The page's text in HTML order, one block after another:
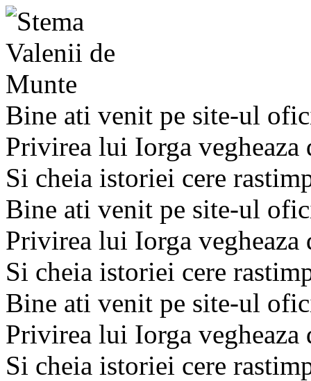
Bine ati venit pe site-ul
Privirea lui Iorga
Si cheia istoriei cere
Bine ati venit pe site-ul
Privirea lui Iorga
Si cheia istoriei cere
Bine ati venit pe site-ul
Privirea lui Iorga
Si cheia istoriei cere